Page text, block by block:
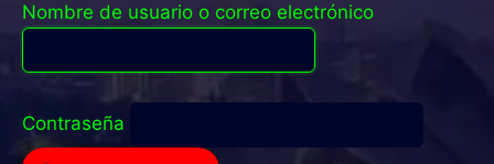
Nombre de usuario o correo electrónico
Contraseña